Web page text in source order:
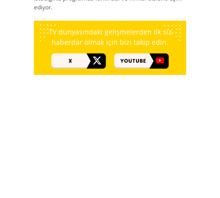
ediyor.
TV dünyasındaki gelişmelerden ilk siz
haberdar olmak için bizi takip edin.